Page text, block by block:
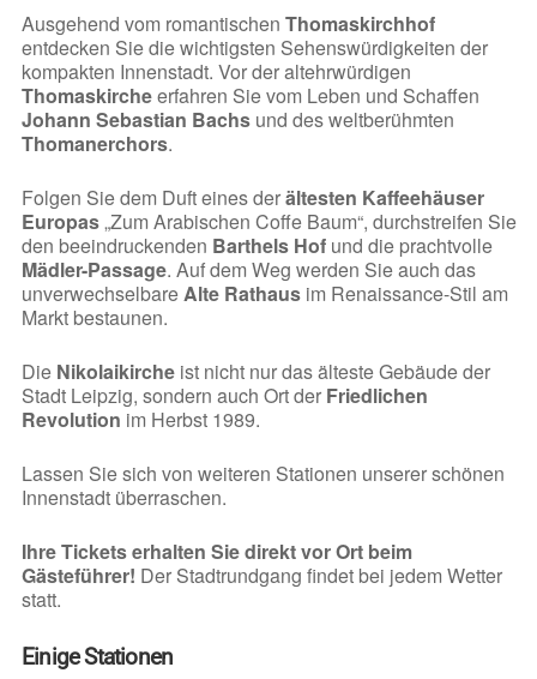
Ausgehend vom romantischen Thomaskirchhof
entdecken Sie die wichtigsten Sehenswürdigkeiten der
kompakten Innenstadt. Vor der altehrwürdigen
Thomaskircheerfahren Sie vom Leben und Schaffen
Johann Sebastian Bachsund des weltberühmten
Thomanerchors.
Folgen Sie dem Duft eines derältesten Kaffeehäuser
Europas„Zum Arabischen Coffe Baum“, durchstreifen Sie
den beeindruckenden Barthels Hofund die prachtvolle
Mädler-Passage. Auf dem Weg werden Sie auch das
unverwechselbareAlte Rathausim Renaissance-Stil am
Markt bestaunen.
Die Nikolaikircheist nicht nur das älteste Gebäude der
Stadt Leipzig, sondern auch Ort der Friedlichen
Revolution im Herbst 1989.
Lassen Sie sich von weiteren Stationen unserer schönen
Innenstadt überraschen.
Ihre Tickets erhalten Sie direkt vor Ort beim
Gästeführer! Der Stadtrundgang findet bei jedem Wetter
statt.
Einige Stationen